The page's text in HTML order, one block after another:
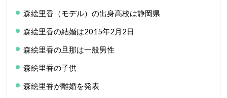
森絵里香（モデル）の出身高校は静岡県
森絵里香の結婚は2015年2月2日
森絵里香の旦那は一般男性
森絵里香の子供
森絵里香が離婚を発表